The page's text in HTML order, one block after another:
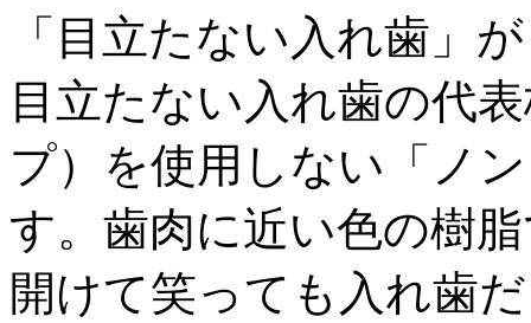
「目立たない入れ歯」
目立たない入れ歯の代
プ）を使用しない「ノ
す。歯肉に近い色の樹
開けて笑っても入れ歯